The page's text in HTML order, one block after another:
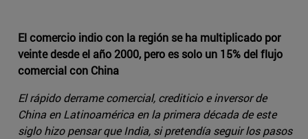
El comercio indio con la región se ha multiplicado por
veinte desde el año 2000, pero es solo un 15% del flujo
comercial con China
El rápido derrame comercial, crediticio e inversor de
China en Latinoamérica en la primera década de este
siglo hizo pensar que India, si pretendía seguir los pasos